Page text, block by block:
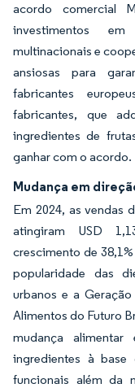
acordo comercial
investimentos
multinacionais e
ansiosas para
fabricantes
fabricantes, que
ingredientes de
ganhar com o acordo.
Mudança em
Em 2024, as vendas
atingiram USD
crescimento de
popularidade das
urbanos e a
Alimentos do Futuro
mudança
ingredientes à base
funcionais além da